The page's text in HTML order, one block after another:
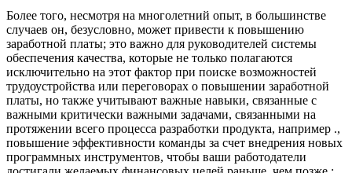
Более того, несмотря на многолетний опыт, в большинстве
случаев он, безусловно, может привести к повышению
заработной платы; это важно для руководителей системы
обеспечения качества, которые не только полагаются
исключительно на этот фактор при поиске возможностей
трудоустройства или переговорах о повышении заработной
платы, но также учитывают важные навыки, связанные с
важными критически важными задачами, связанными на
протяжении всего процесса разработки продукта, например .,
повышение эффективности команды за счет внедрения новых
программных инструментов, чтобы ваши работодатели